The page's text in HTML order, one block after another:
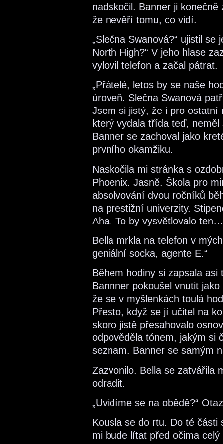
nadskočil. Banner ji
že nevěří tomu, co vidí.
„Slečna Swanová?“ ujistil se
North High?“ V jeho hlase
vylovil telefon a začal pátrat.
„Přátelé, letos by se naše
úroveň. Slečna Swanová
Jsem si jistý, že i pro ostatní
který vydala třída teď,
Banner se zachoval jako
prvního okamžiku.
Naskočila mi stránka s
Phoenix. Jasně. Škola pro
absolvování dvou ročníků
na prestižní univerzity.
Aha. To by vysvětlovalo
Bella mrkla na telefon v
geniální socka, agente E.“
Během hodiny si zapsala
Bannner pokoušel vnutit
že se v myšlenkách toulá
Přesto, když se jí učitel na
skoro jistě přesahovalo
odpověděla tónem, jakým si
seznam. Banner se samým
Zazvonilo. Bella se zatvářila
odradit.
„Uvidíme se na obědě?“
Kousla se do rtu. Do té části
mi bude lítat před očima celý